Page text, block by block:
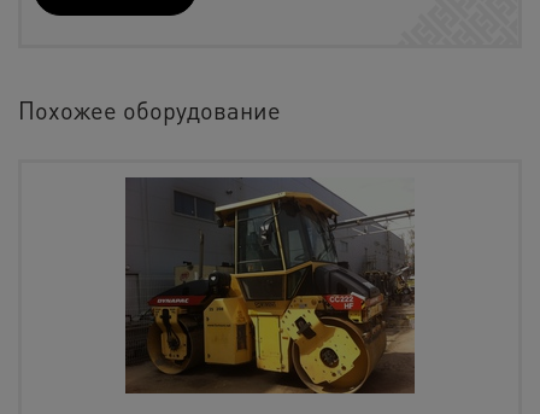
Похожее оборудование